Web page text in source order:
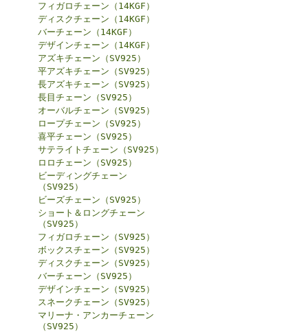
フィガロチェーン（14KGF）
ディスクチェーン（14KGF）
バーチェーン（14KGF）
デザインチェーン（14KGF）
アズキチェーン（SV925）
平アズキチェーン（SV925）
長アズキチェーン（SV925）
長目チェーン（SV925）
オーバルチェーン（SV925）
ロープチェーン（SV925）
喜平チェーン（SV925）
サテライトチェーン（SV925）
ロロチェーン（SV925）
ビーディングチェーン
（SV925）
ビーズチェーン（SV925）
ショート＆ロングチェーン
（SV925）
フィガロチェーン（SV925）
ボックスチェーン（SV925）
ディスクチェーン（SV925）
バーチェーン（SV925）
デザインチェーン（SV925）
スネークチェーン（SV925）
マリーナ・アンカーチェーン
（SV925）